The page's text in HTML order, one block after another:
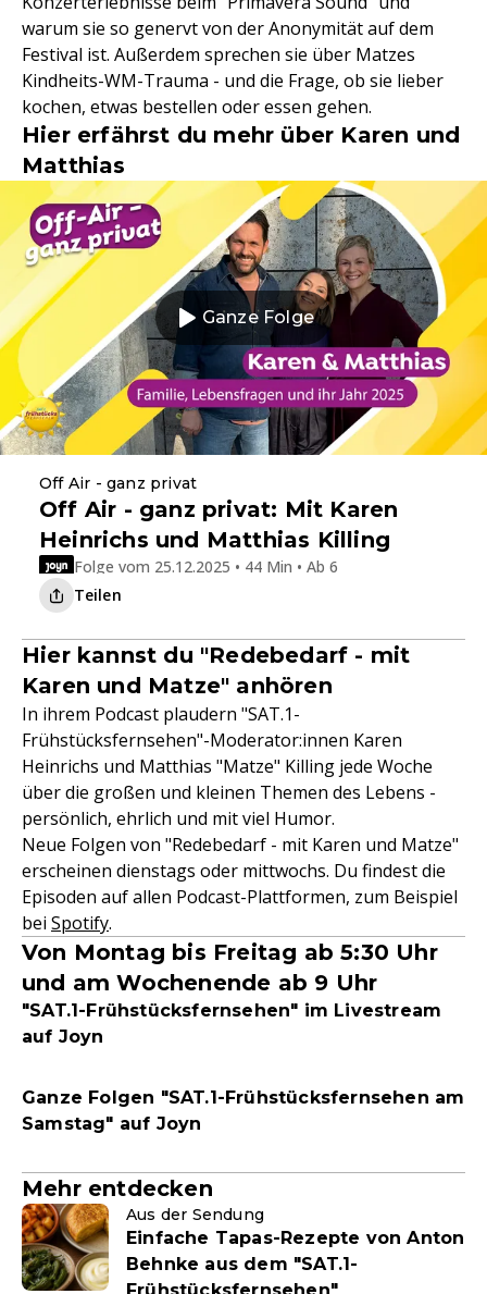
warum sie so genervt von der Anonymität auf dem
Festival ist. Außerdem sprechen sie über Matzes
Kindheits-WM-Trauma - und die Frage, ob sie lieber
kochen, etwas bestellen oder essen gehen.
Hier erfährst du mehr über Karen und
Matthias
Ganze Folge
Off Air - ganz privat
Off Air - ganz privat: Mit Karen
Heinrichs und Matthias Killing
Folge vom 25.12.2025 • 44 Min • Ab 6
Teilen
Hier kannst du "Redebedarf - mit
Karen und Matze" anhören
In ihrem Podcast plaudern "SAT.1-
Frühstücksfernsehen"-Moderator:innen Karen
Heinrichs und Matthias "Matze" Killing jede Woche
über die großen und kleinen Themen des Lebens -
persönlich, ehrlich und mit viel Humor.
Neue Folgen von "Redebedarf - mit Karen und Matze"
erscheinen dienstags oder mittwochs. Du findest die
Episoden auf allen Podcast-Plattformen, zum Beispiel
bei Spotify.
Von Montag bis Freitag ab 5:30 Uhr
und am Wochenende ab 9 Uhr
"SAT.1-Frühstücksfernsehen" im Livestream
auf Joyn
Ganze Folgen "SAT.1-Frühstücksfernsehen am
Samstag" auf Joyn
Mehr entdecken
Aus der Sendung
Einfache Tapas-Rezepte von Anton
Behnke aus dem "SAT.1-